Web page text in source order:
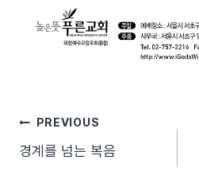
글PREVIOUS
경계를 넘는 복음